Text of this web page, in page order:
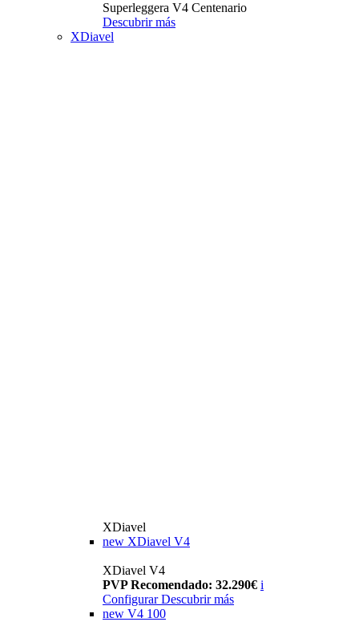
Superleggera V4 Centenario
Descubrir más
XDiavel
XDiavel
new XDiavel V4
XDiavel V4
PVP Recomendado: 32.290€ i
Configurar Descubrir más
new V4 100